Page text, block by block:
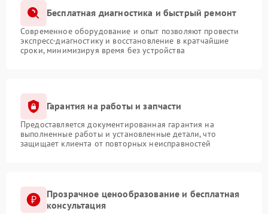
Бесплатная диагностика и быстрый ремонт
Современное оборудование и опыт позволяют провести
экспресс-диагностику и восстановление в кратчайшие
сроки, минимизируя время без устройства
Гарантия на работы и запчасти
Предоставляется документированная гарантия на
выполненные работы и установленные детали, что
защищает клиента от повторных неисправностей
Прозрачное ценообразование и бесплатная
консультация